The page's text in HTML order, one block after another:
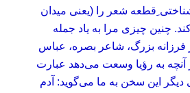
ِقطعه شعر را (یعنی میدان
چنین چیزی مرا به یاد جمله‌
فرزانه‌ بزرگ، شاعر بصره، عباس
آنچه به رؤیا وسعت می‌دهد عبارت
دیگر این سخن به ما می‌گوید: آدم